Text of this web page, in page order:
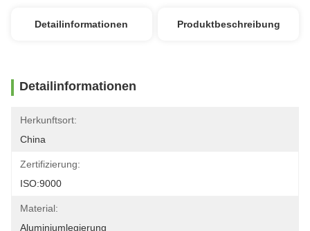
Detailinformationen Produktbeschreibung
Detailinformationen
Herkunftsort:
China
Zertifizierung:
ISO:9000
Material:
Aluminiumlegierung